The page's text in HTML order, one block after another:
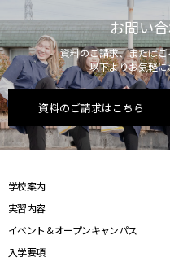
お問い
資料のご請求、または
以下よりお気軽
資料のご請求はこちら
学校案内
実習内容
イベント＆オープンキャンパス
入学要項